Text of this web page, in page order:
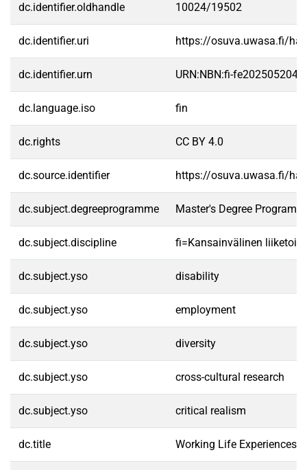
dc.identifier.oldhandle 10024/19502
dc.identifier.uri https://osuva.uwasa.fi/
dc.identifier.urn URN:NBN:fi-
dc.language.iso fin
dc.rights CC BY 4.0
dc.source.identifier https://osuva.uwasa.fi/
dc.subject.degreeprogramme Master's Degree
dc.subject.discipline fi=Kansainvälinen
dc.subject.yso disability
dc.subject.yso employment
dc.subject.yso diversity
dc.subject.yso cross-cultural research
dc.subject.yso critical realism
dc.title Working Life Experiences